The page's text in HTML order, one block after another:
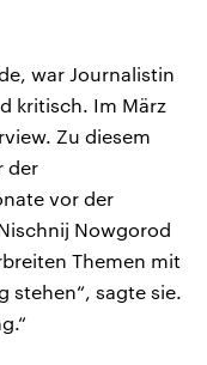
war Journalistin
kritisch. Im März
Zu diesem
der
vor der
Nowgorod
Themen mit
stehen“, sagte sie.